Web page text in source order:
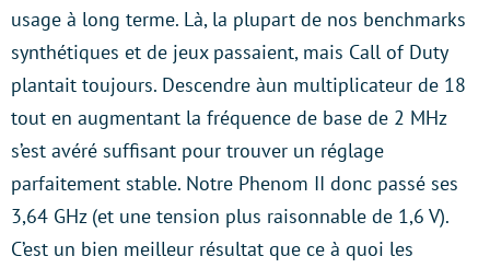
usage à long terme. Là, la plupart de nos benchmarks
synthétiques et de jeux passaient, mais Call of Duty
plantait toujours. Descendre àun multiplicateur de 18
tout en augmentant la fréquence de base de 2 MHz
s’est avéré suffisant pour trouver un réglage
parfaitement stable. Notre Phenom II donc passé ses
3,64 GHz (et une tension plus raisonnable de 1,6 V).
C’est un bien meilleur résultat que ce à quoi les